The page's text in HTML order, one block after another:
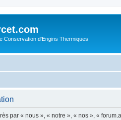
Conservation d'Engins Thermiques
par « nous », « notre », « nos », «